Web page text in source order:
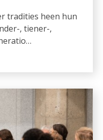
tradities heen hun
, tiener-,